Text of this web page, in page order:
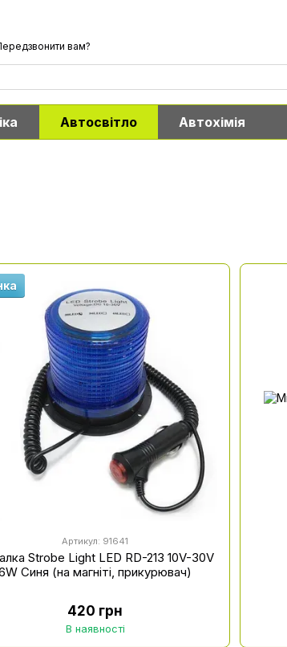
вам?
Автосвітло Автохімія
Артикул: 91641
Strobe Light LED RD-213 10V-30V
Синя (на магніті, прикурювач)
420 грн
В наявності